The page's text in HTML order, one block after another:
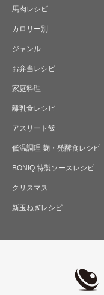
馬肉レシピ
カロリー別
ジャンル
お弁当レシピ
家庭料理
離乳食レシピ
アスリート飯
低温調理 麹・発酵食レシピ
BONIQ 特製ソースレシピ
クリスマス
新玉ねぎレシピ